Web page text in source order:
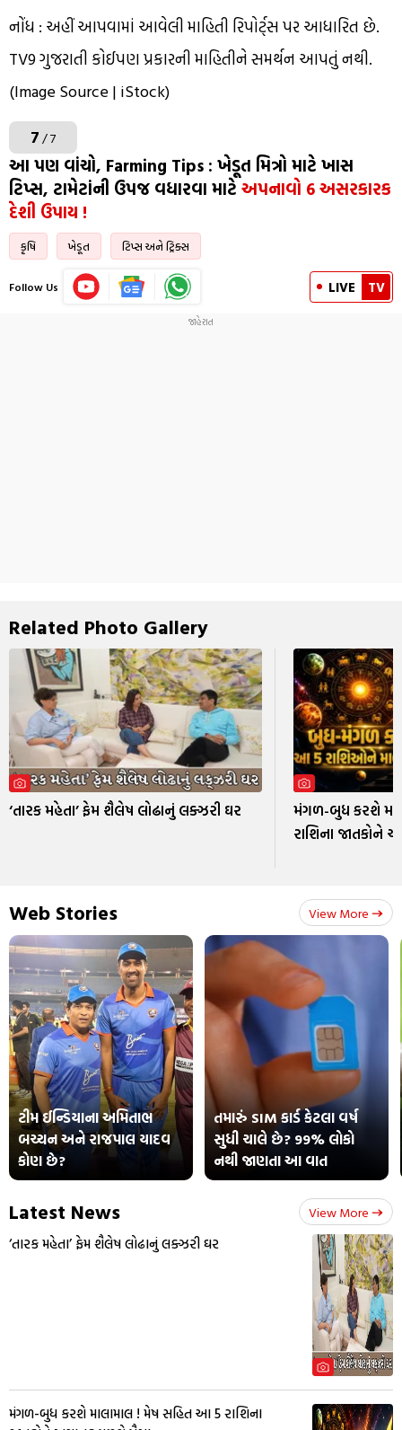
નોંધ : અહીં આપવામાં આવેલી માહિતી રિપોર્ટ્સ પર આધારિત છે.
TV9 ગુજરાતી કોઈપણ પ્રકારની માહિતીને સમર્થન આપતું નથી.
(Image Source | iStock)
7/ 7
આ પણ વાંચો, Farming Tips : ખેડૂત મિત્રો માટે ખાસ
ટિપ્સ, ટામેટાંની ઉપજ વધારવા માટે અપનાવો 6 અસરકારક
દેશી ઉપાય !
કૃષિ ખેડૂત ટિપ્સ અને ટ્રિક્સ
Follow Us LIVE TV
Related Photo Gallery
‘તારક મહેતા’ ફેમ શૈલેષ લોઢાનું લક્ઝરી ઘર
મંગળ-બુધ કરશે
રાશિના જાતકોને
Web Stories View More
ટીમ ઈન્ડિયાના અમિતાભ
બચ્ચન અને રાજપાલ યાદવ
કોણ છે?
તમારું SIM કાર્ડ કેટલા વર્ષ
સુધી ચાલે છે? 99% લોકો
નથી જાણતા આ વાત
Latest News View More
‘તારક મહેતા’ ફેમ શૈલેષ લોઢાનું લક્ઝરી ઘર
મંગળ-બુધ કરશે માલામાલ ! મેષ સહિત આ 5 રાશિના